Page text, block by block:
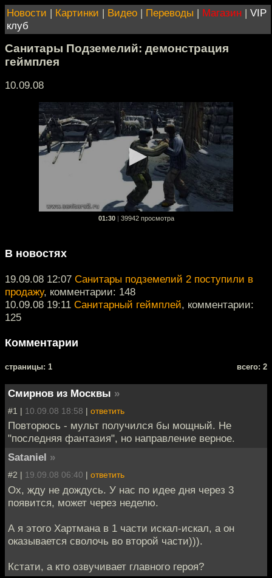
Новости | Картинки | Видео | Переводы | Магазин | VIP
клуб
Санитары Подземелий: демонстрация
геймплея
10.09.08
01:30 39942 просмотра
В новостях
19.09.08 12:07 Санитары подземелий 2 поступили в
продажу, комментарии: 148
10.09.08 19:11 Санитарный геймплей, комментарии:
125
Комментарии
cтраницы: 1 всего: 2
Смирнов из Москвы »
#1 | 10.09.08 18:58 | ответить
Повторюсь - мульт получился бы мощный. Не
"последняя фантазия", но направление верное.
Sataniel »
#2 | 19.09.08 06:40 | ответить
Ох, жду не дождусь. У нас по идее дня через 3
появится, может через неделю.
А я этого Хартмана в 1 части искал-искал, а он
оказывается сволочь во второй части))).
Кстати, а кто озвучивает главного героя?